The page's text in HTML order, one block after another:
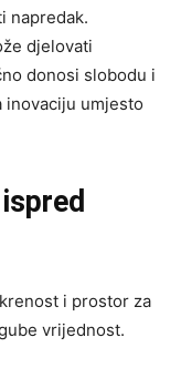
napredak.
djelovati
donosi slobodu i
inovaciju umjesto
i prostor za
vrijednost.